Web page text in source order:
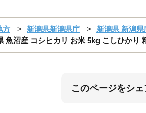
方 新潟県新潟県庁
新潟県 新潟
魚沼産 コシヒカリ お米 5kg こしひかり
このページをシ